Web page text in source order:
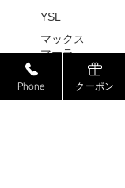
YSL
マックス
マーラ
製品
Phone クーポン